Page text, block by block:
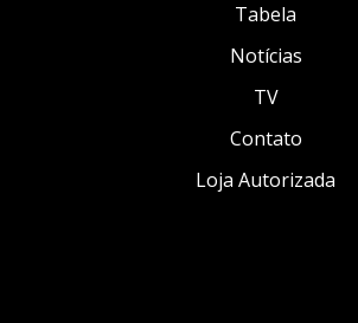
Tabela
Notícias
TV
Contato
Loja Autorizada